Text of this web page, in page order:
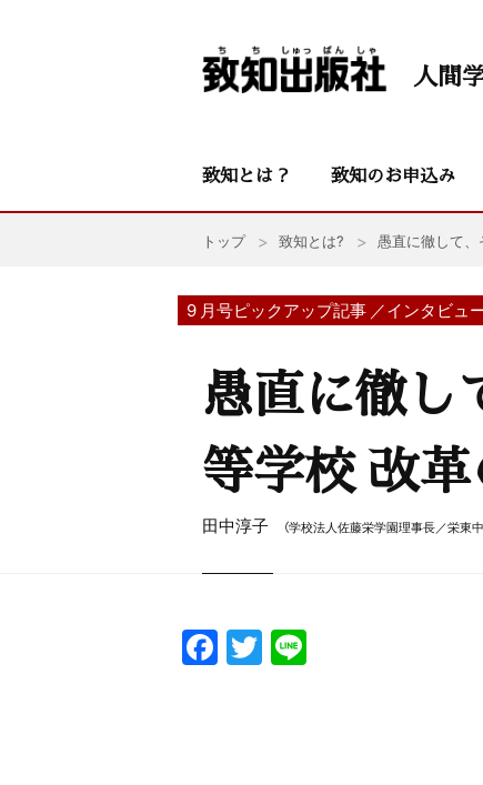
人間
致知とは？ 致知のお申込み
トップ 致知とは? 愚直に徹して
9 月号ピックアップ記事 ／インタビュ
愚直に徹
等学校 改
田中淳子 （学校法人佐藤栄学園理事長／栄東
F
a
T
w